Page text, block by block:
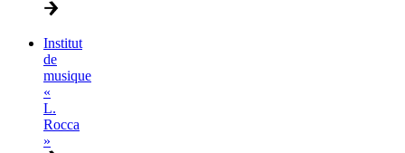
Institut
de
musique
«
L.
Rocca
»